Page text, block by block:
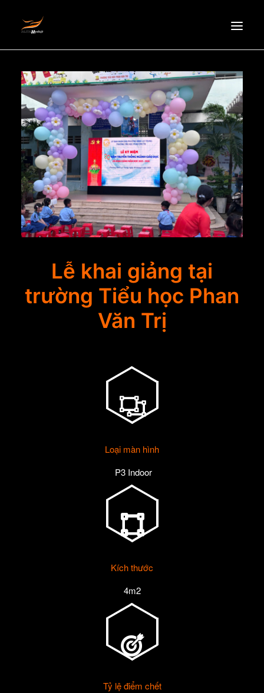
HOMEPAGE
ABOUT US
NEWS
PRODUCTS
PARTNERS
RECRUITMENT
CONTACT
EN
Lễ khai giảng tại
trường Tiểu học Phan
Văn Trị
Loại màn hình
P3 Indoor
Kích thước
4m2
Tỷ lệ điểm chết